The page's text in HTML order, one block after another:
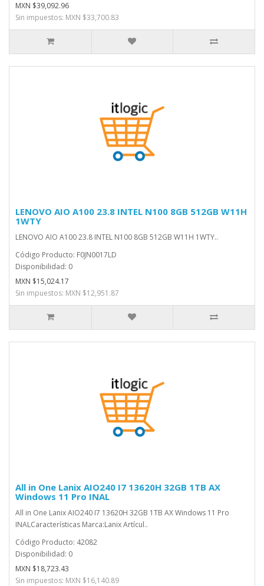
MXN $39,092.96
Sin impuestos: MXN $33,700.83
LENOVO AIO A100 23.8 INTEL N100 8GB 512GB W11H
1WTY
LENOVO AIO A100 23.8 INTEL N100 8GB 512GB W11H 1WTY..
Código Producto: F0JN0017LD
Disponibilidad: 0
MXN $15,024.17
Sin impuestos: MXN $12,951.87
All in One Lanix AIO240 I7 13620H 32GB 1TB AX
Windows 11 Pro INAL
All in One Lanix AIO240 I7 13620H 32GB 1TB AX Windows 11 Pro
INALCaracterísticas Marca:Lanix Artícul..
Código Producto: 42082
Disponibilidad: 0
MXN $18,723.43
Sin impuestos: MXN $16,140.89